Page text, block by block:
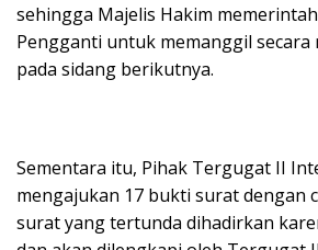
sehingga Majelis Hakim
Pengganti untuk memanggil
pada sidang berikutnya.
Sementara itu, Pihak Tergugat II
mengajukan 17 bukti surat dengan
surat yang tertunda dihadirkan